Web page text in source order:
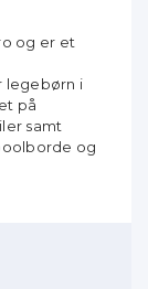
og er et
legebørn i
på
samt
og